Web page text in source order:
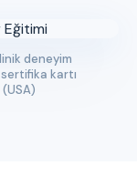
deneyim
kartı